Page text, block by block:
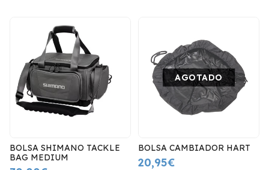
BOLSA SHIMANO TACKLE
BAG MEDIUM
AGOTADO
BOLSA CAMBIADOR HART
20,95€